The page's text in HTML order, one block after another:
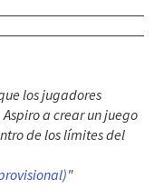
los jugadores
a crear un juego
de los límites del
"